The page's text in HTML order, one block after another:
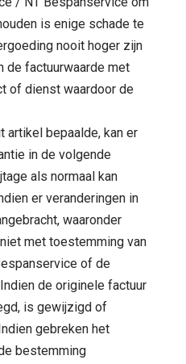
is enige schade te
nooit hoger zijn
de factuurwaarde met
of dienst waardoor de
artikel bepaalde, kan er
in de volgende
als normaal kan
er veranderingen in
waaronder
met toestemming van
of de
de originele factuur
is gewijzigd of
gebreken het
bestemming